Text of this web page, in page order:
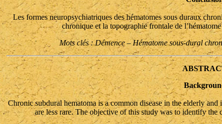
Les formes neuropsychiatriques des hématomes sous duraux
chronique et la topographie frontale de
Mots clés : Démence – Hématome sous-dural
Chronic subdural hematoma is a common disease in the elderly
are less rare. The objective of this study was to identify the